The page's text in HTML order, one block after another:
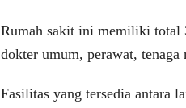
Rumah sakit ini memiliki total
dokter umum, perawat,
Fasilitas yang tersedia antara